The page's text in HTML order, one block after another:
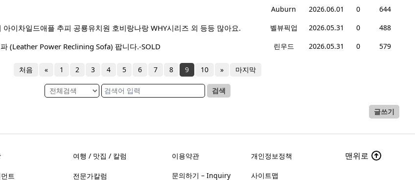
Auburn 2026.06.01 0
644
이차일드애플 추피 공룡유치원 호비랑나랑 WHY시리즈 외 등등 많아요. 벨뷰픽업 2026.05.31 0
488
(Leather Power Reclining Sofa) 팝니다.-SOLD 린우드 2026.05.31 0 579
처음 « 1 2 3 4 5 6 7 8 9 10 » 마지막
검색
글쓰기
여행 / 맛집 / 칼럼
트 전문가칼럼
이용약관 개인정보정책
문의하기 – Inquiry 사이트맵
맨위로